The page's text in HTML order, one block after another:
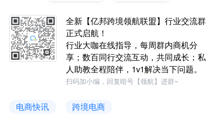
全新【亿邦跨境领航联盟】行业交流群
正式启航！
行业大咖在线指导，每周群内商机分
享；数百同行交流互动，共同成长；私
人助教全程陪伴，1v1解决当下问题。
扫码加小编，回复暗号【领航】进群~
电商快讯 跨境电商